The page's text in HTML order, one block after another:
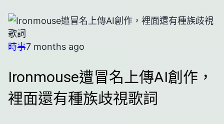
時事7 months ago
Ironmouse遭冒名上傳AI創作，
裡面還有種族歧視歌詞